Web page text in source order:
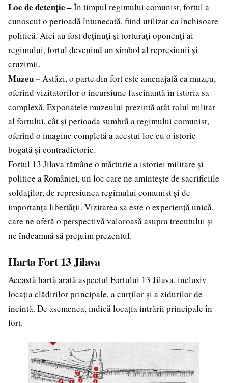
Loc de detenție –În timpul regimului comunist, fortul a
cunoscut o perioadă întunecată, fiind utilizat ca închisoare
politică. Aici au fost deținuți și torturați oponenți ai
regimului, fortul devenind un simbol al represiunii și
cruzimii.
Muzeu –Astăzi, o parte din fort este amenajată ca muzeu,
oferind vizitatorilor o incursiune fascinantă în istoria sa
complexă. Exponatele muzeului prezintă atât rolul militar
al fortului, cât și perioada sumbră a regimului comunist,
oferind o imagine completă a acestui loc cu o istorie
bogată și contradictorie.
Fortul 13 Jilava rămâne o mărturie a istoriei militare și
politice a României, un loc care ne amintește de sacrificiile
soldaților, de represiunea regimului comunist și de
importanța libertății. Vizitarea sa este o experiență unică,
care ne oferă o perspectivă valoroasă asupra trecutului și
ne îndeamnă să prețuim prezentul.
Harta Fort 13 Jilava
Această hartă arată aspectul Fortului 13 Jilava, inclusiv
locația clădirilor principale, a curților și a zidurilor de
incintă. De asemenea, indică locația intrării principale în
fort.